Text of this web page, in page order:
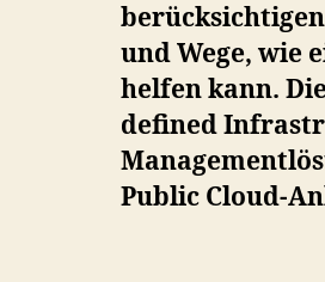
und Wege, wie
helfen kann.
defined
Public Cloud-